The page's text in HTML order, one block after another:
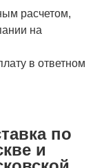
расчетом,
на
в ответном
по
и